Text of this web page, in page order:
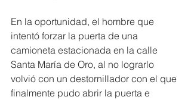
En la oportunidad, el hombre que
intentó forzar la puerta de una
camioneta estacionada en la calle
Santa María de Oro, al no lograrlo
volvió con un destornillador con el que
finalmente pudo abrir la puerta e